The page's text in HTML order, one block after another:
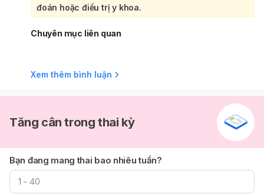
là "hiệu ứng bảo vệ não". "CPR" (Cerebroplacental
Ratio) là tỷ lệ giữa PI động mạch não giữa và PI động
mạch rốn. Một chỉ số CPR thấp có thể là dấu hiệu cảnh
chuyên khoa là vô cùng cần thiết. Bác sĩ sẽ đánh giá toàn
diện hơn dựa trên các chỉ số khác trong kết quả siêu âm,
tình trạng sức khỏe của bạn và sự phát triển của cả hai
bé. Có thể bạn sẽ cần siêu âm Doppler thường xuyên hơn
để theo dõi sự thay đổi của các chỉ số này, cũng như
đánh giá sự tăng trưởng của thai nhi và lượng nước ối. Bạn
nên trao đổi kỹ lưỡng với bác sĩ đã khám cho bạn để
được tư vấn cụ thể về kế hoạch theo dõi và quản lý thai
kỳ phù hợp nhất cho trường hợp của bạn.
đoán hoặc điều trị y khoa.
Chuyên mục liên quan
Xem thêm bình luận
Tăng cân trong thai kỳ
Bạn đang mang thai bao nhiêu tuần?